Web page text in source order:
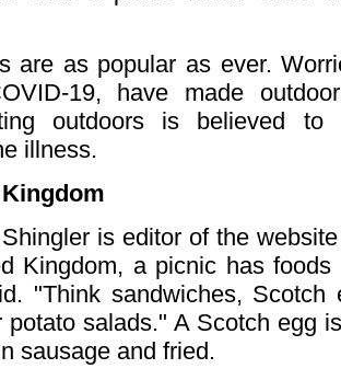
are as popular as ever.
19, have made
outdoors is believed
illness.
is editor of the
Kingdom, a picnic has
"Think sandwiches, Scotch
potato salads." A Scotch egg
sausage and fried.